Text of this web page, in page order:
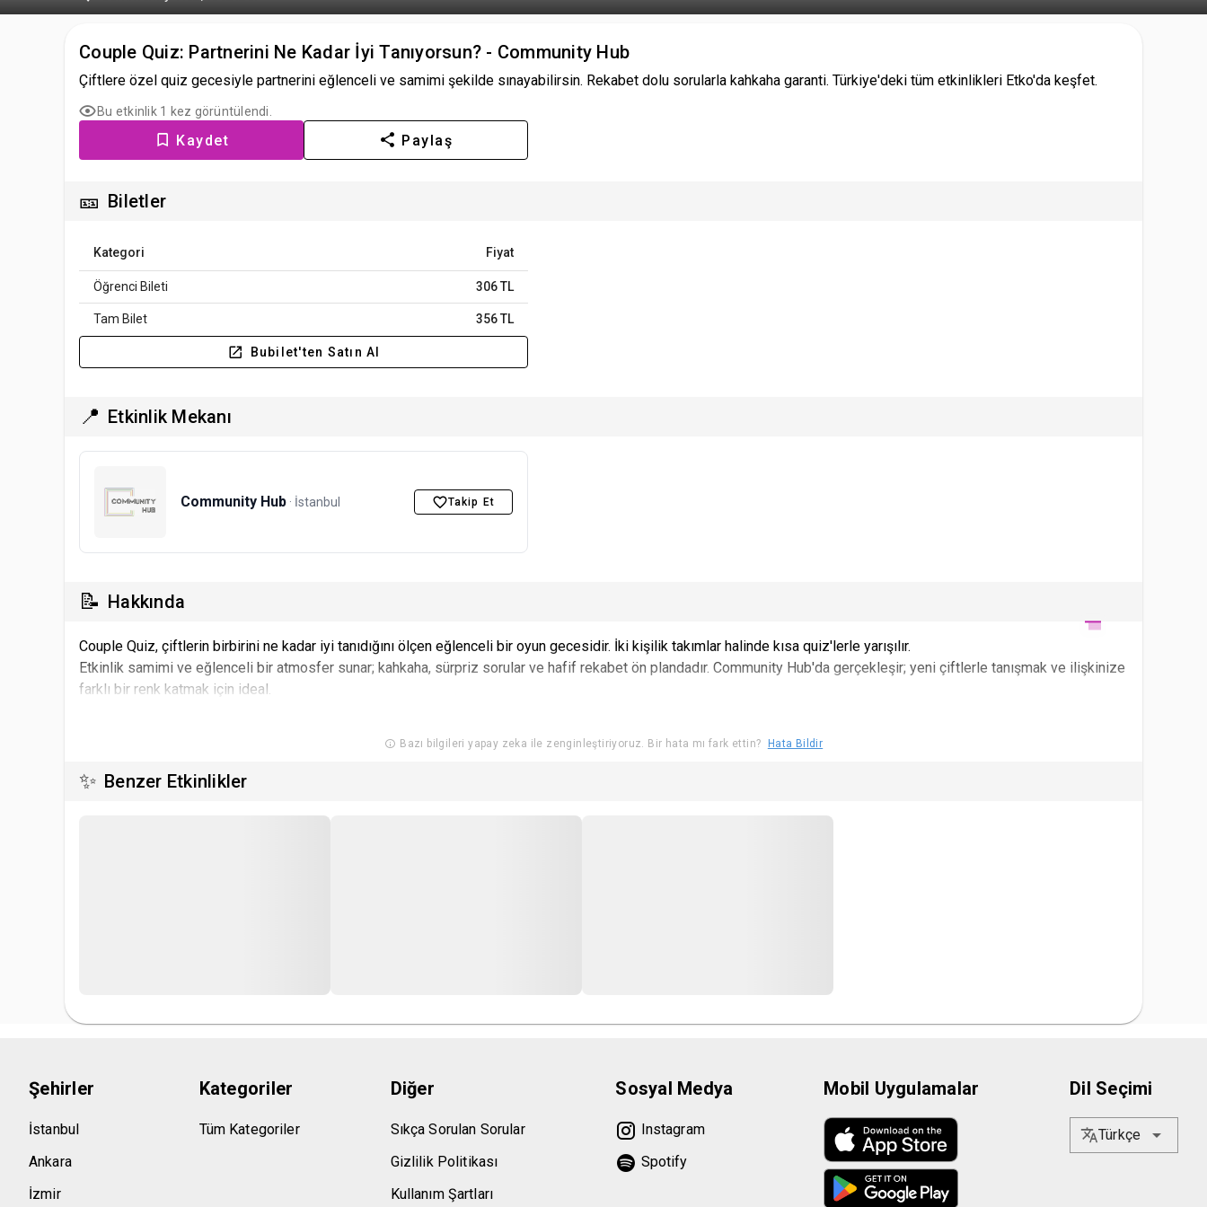
Couple Quiz: Partnerini Ne Kadar İyi Tanıyorsun? - Community Hub
Çiftlere özel quiz gecesiyle partnerini eğlenceli ve samimi şekilde sınayabilirsin. Rekabet dolu sorularla kahkaha garanti. Türkiye'deki tüm etkinlikleri Etko'da keşfet.
Bu etkinlik 1 kez görüntülendi.
Kaydet Paylaş
🎫 Biletler
Kategori Fiyat
Öğrenci Bileti 306 TL
Tam Bilet 356 TL
Bubilet'ten Satın Al
📍 Etkinlik Mekanı
Community Hub · İstanbul Takip Et
📝 Hakkında
Couple Quiz, çiftlerin birbirini ne kadar iyi tanıdığını ölçen eğlenceli bir oyun gecesidir. İki kişilik takımlar halinde kısa quiz'lerle yarışılır.
Etkinlik samimi ve eğlenceli bir atmosfer sunar; kahkaha, sürpriz sorular ve hafif rekabet ön plandadır. Community Hub'da gerçekleşir; yeni çiftlerle tanışmak ve ilişkinize
farklı bir renk katmak için ideal.
Bazı bilgileri yapay zeka ile zenginleştiriyoruz. Bir hata mı fark ettin? Hata Bildir
✨ Benzer Etkinlikler
Şehirler
İstanbul
Ankara
İzmir
Kategoriler
Tüm Kategoriler
Diğer
Sıkça Sorulan Sorular
Gizlilik Politikası
Kullanım Şartları
Sosyal Medya
Instagram
Spotify
Mobil Uygulamalar Dil Seçimi
Türkçe